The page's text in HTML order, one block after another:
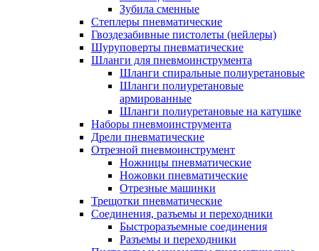
Зубила сменные
Степлеры пневматические
Гвоздезабивные пистолеты (нейлеры)
Шуруповерты пневматические
Шланги для пневмоинструмента
Шланги спиральные полиуретановые
Шланги полиуретановые
армированные
Шланги полиуретановые на катушке
Наборы пневмоинструмента
Дрели пневматические
Отрезной пневмоинструмент
Ножницы пневматические
Ножовки пневматические
Отрезные машинки
Трещотки пневматические
Соединения, разъемы и переходники
Быстроразъемные соединения
Разъемы и переходники